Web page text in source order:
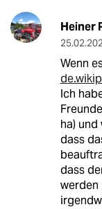
Heiner
Wenn
Ich
ha)
dass
dass
werden